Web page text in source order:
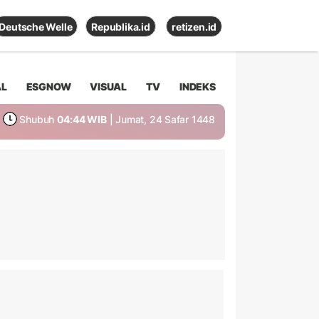
Deutsche Welle Republika.id retizen.id
ESGNOW VISUAL TV INDEKS
Shubuh 04:44 WIB | Jumat, 24 Safar 1448